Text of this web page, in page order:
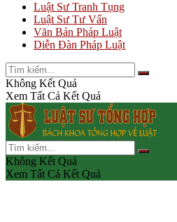
Luật Sư Tranh Tụng
Luật Sư Tư Vấn
Văn Bản Pháp Luật
Diễn Đàn Pháp Luật
Không Kết Quả
Xem Tất Cả Kết Quả
Không Kết Quả
Xem Tất Cả Kết Quả